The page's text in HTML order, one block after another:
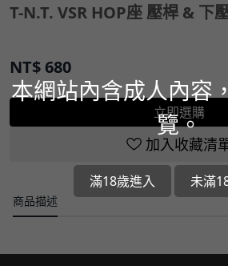
T-N.T. VSR HOP座 壓桿 & 下
NT$680
立即選購
加入收藏清
商品描述
本網站內含成人內容
覽。
滿18歲進入 未滿